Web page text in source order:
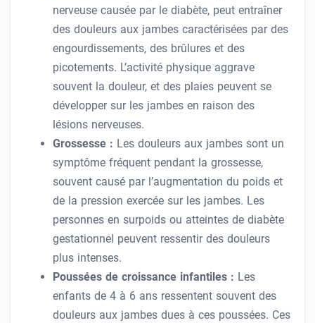
nerveuse causée par le diabète, peut entraîner
des douleurs aux jambes caractérisées par des
engourdissements, des brûlures et des
picotements. L’activité physique aggrave
souvent la douleur, et des plaies peuvent se
développer sur les jambes en raison des
lésions nerveuses.
Grossesse : Les douleurs aux jambes sont un
symptôme fréquent pendant la grossesse,
souvent causé par l’augmentation du poids et
de la pression exercée sur les jambes. Les
personnes en surpoids ou atteintes de diabète
gestationnel peuvent ressentir des douleurs
plus intenses.
Poussées de croissance infantiles : Les
enfants de 4 à 6 ans ressentent souvent des
douleurs aux jambes dues à ces poussées. Ces